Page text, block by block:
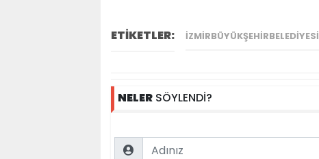
ETİKETLER: IZMIRBÜYÜKŞEHIRBELEDIYESI
NELER SÖYLENDİ?
Name